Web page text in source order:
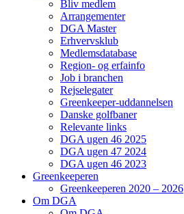
Bliv medlem
Arrangementer
DGA Master
Erhvervsklub
Medlemsdatabase
Region- og erfainfo
Job i branchen
Rejselegater
Greenkeeper-uddannelsen
Danske golfbaner
Relevante links
DGA ugen 46 2025
DGA ugen 47 2024
DGA ugen 46 2023
Greenkeeperen
Greenkeeperen 2020 – 2026
Om DGA